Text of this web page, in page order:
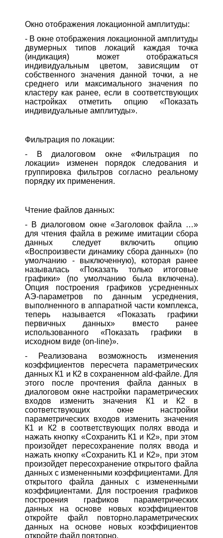
Окно отображения локационной амплитуды:
- В окне отображения локационной амплитуды
двумерных типов локаций каждая точка
(индикация) может отображаться
индивидуальным цветом, зависящим от
собственного значения данной точки, а не
среднего или максимального значения по
кластеру как ранее, если в соответствующих
настройках отметить опцию «Показать
индивидуальные амплитуды».
Фильтрация по локации:
- В диалоговом окне «Фильтрация по
локации» изменен порядок следования и
группировка фильтров согласно реальному
порядку их применения.
Чтение файлов данных:
- В диалоговом окне «Заголовок файла …»
для чтения файла в режиме имитации сбора
данных следует включить опцию
«Воспроизвести динамику сбора данных» (по
умолчанию - выключенную), которая ранее
называлась «Показать только итоговые
графики» (по умолчанию была включена).
Опция построения графиков усредненных
АЭ-параметров по данным усреднения,
выполненного в аппаратной части комплекса,
теперь называется «Показать графики
первичных данных» вместо ранее
использованного «Показать графики в
исходном виде (on-line)».
- Реализована возможность изменения
коэффициентов пересчета параметрических
данных К1 и К2 в сохраненном ald-файле. Для
этого после прочтения файла данных в
диалоговом окне настройки параметрических
входов изменить значения К1 и К2 в
соответствующих окне настройки
параметрических входов изменить значения
К1 и К2 в соответствующих полях ввода и
нажать кнопку «Сохранить К1 и К2», при этом
произойдет пересохранение полях ввода и
нажать кнопку «Сохранить К1 и К2», при этом
произойдет пересохранение открытого файла
данных с измененными коэффициентами. Для
открытого файла данных с измененными
коэффициентами. Для построения графиков
построения графиков параметрических
данных на основе новых коэффициентов
откройте файл повторно.параметрических
данных на основе новых коэффициентов
откройте файл повторно.